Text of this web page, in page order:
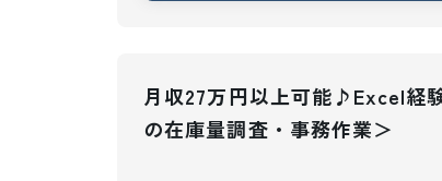
月収27万円以上可能♪Excel経
の在庫量調査・事務作業＞